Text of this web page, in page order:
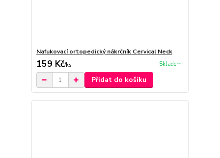
Nafukovací ortopedický nákrčník Cervical Neck
159 Kč/ks Skladem
Přidat do košíku